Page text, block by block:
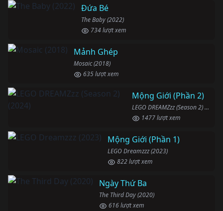
Đứa Bé
The Baby (2022)
734 lượt xem
Mảnh Ghép
Mosaic (2018)
635 lượt xem
Mộng Giới (Phần 2)
LEGO DREAMZzz (Season 2) (2024)
1477 lượt xem
Mộng Giới (Phần 1)
LEGO Dreamzzz (2023)
822 lượt xem
Ngày Thứ Ba
The Third Day (2020)
616 lượt xem